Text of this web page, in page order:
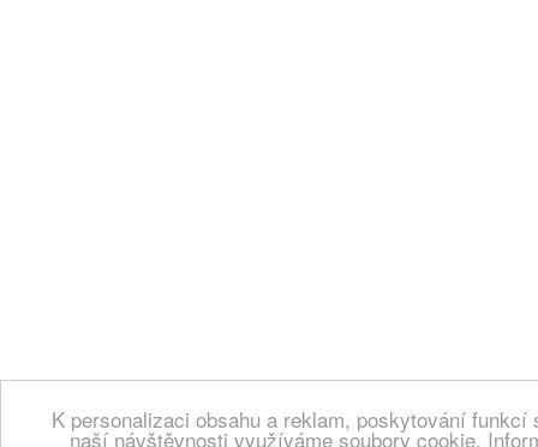
K personalizaci obsahu a reklam, poskytování
naší návštěvnosti využíváme soubory cookie.